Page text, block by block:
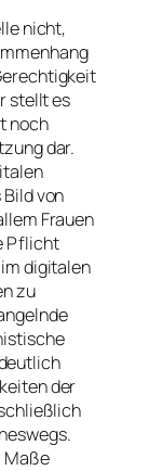
nicht,
stellt es
noch
dar.
von
Frauen
Pflicht
digitalen
zu
der
Maße